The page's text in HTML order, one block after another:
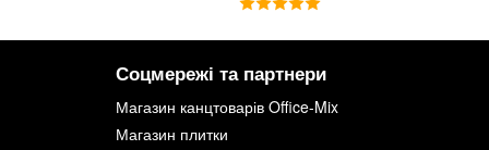
Соцмережі та партнери
Магазин канцтоварів Office-Mix
Магазин плитки